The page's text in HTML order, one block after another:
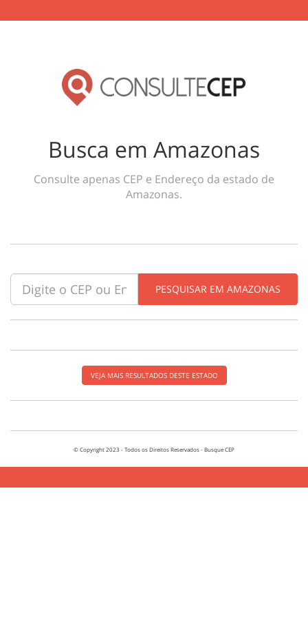
Busca em Amazonas
Consulte apenas CEP e Endereço da estado de
Amazonas.
VEJA MAIS RESULTADOS DESTE ESTADO
© Copyright 2023 - Todos os Direitos Reservados - Busque CEP